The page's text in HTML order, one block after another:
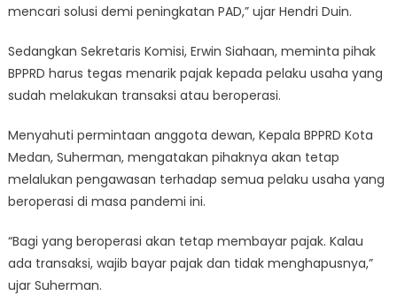
mencari solusi demi peningkatan PAD,” ujar Hendri Duin.
Sedangkan Sekretaris Komisi, Erwin Siahaan, meminta pihak
BPPRD harus tegas menarik pajak kepada pelaku usaha yang
sudah melakukan transaksi atau beroperasi.
Menyahuti permintaan anggota dewan, Kepala BPPRD Kota
Medan, Suherman, mengatakan pihaknya akan tetap
melalukan pengawasan terhadap semua pelaku usaha yang
beroperasi di masa pandemi ini.
“Bagi yang beroperasi akan tetap membayar pajak. Kalau
ada transaksi, wajib bayar pajak dan tidak menghapusnya,”
ujar Suherman.